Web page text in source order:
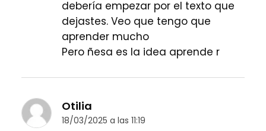
debería empezar por el texto que
dejastes. Veo que tengo que
aprender mucho
Pero ñesa es la idea aprende r
Otilia
18/03/2025 a las 11:19